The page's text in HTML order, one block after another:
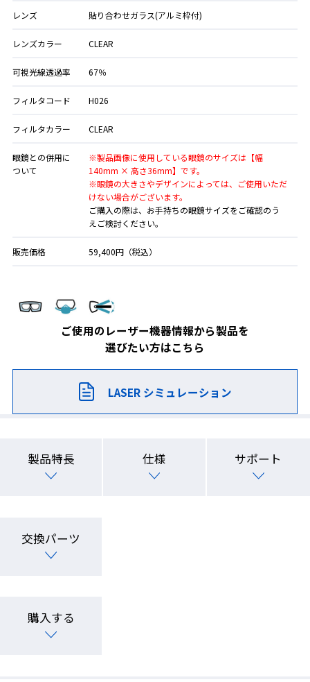
レンズ 貼り合わせガラス(アルミ枠付)
レンズカラー CLEAR
可視光線透過率 67％
フィルタコード H026
フィルタカラー CLEAR
眼鏡との併用に
ついて
※製品画像に使用している眼鏡のサイズは【幅
140mm × 高さ36mm】です。
※眼鏡の大きさやデザインによっては、ご使用いただ
けない場合がございます。
ご購入の際は、お手持ちの眼鏡サイズをご確認のう
えご検討ください。
販売価格 59,400円（税込）
ご使用のレーザー機器情報から製品を
選びたい方はこちら
LASER シミュレーション
製品特長 仕様 サポート
交換パーツ
購入する